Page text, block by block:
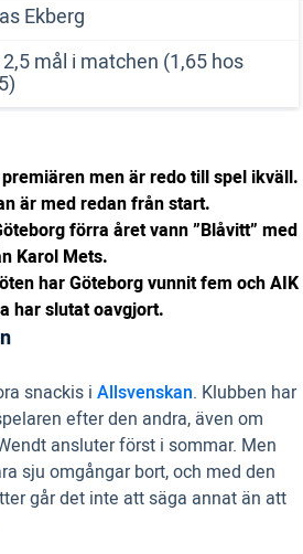
Ekberg
mål i matchen (1,65 hos
men är redo till spel ikväll.
är med redan från start.
förra året vann ”Blåvitt” med
Karol Mets.
har Göteborg vunnit fem och AIK
har slutat oavgjort.
snackis i Allsvenskan. Klubben har
efter den andra, även om
ansluter först i sommar. Men
sju omgångar bort, och med den
går det inte att säga annat än att